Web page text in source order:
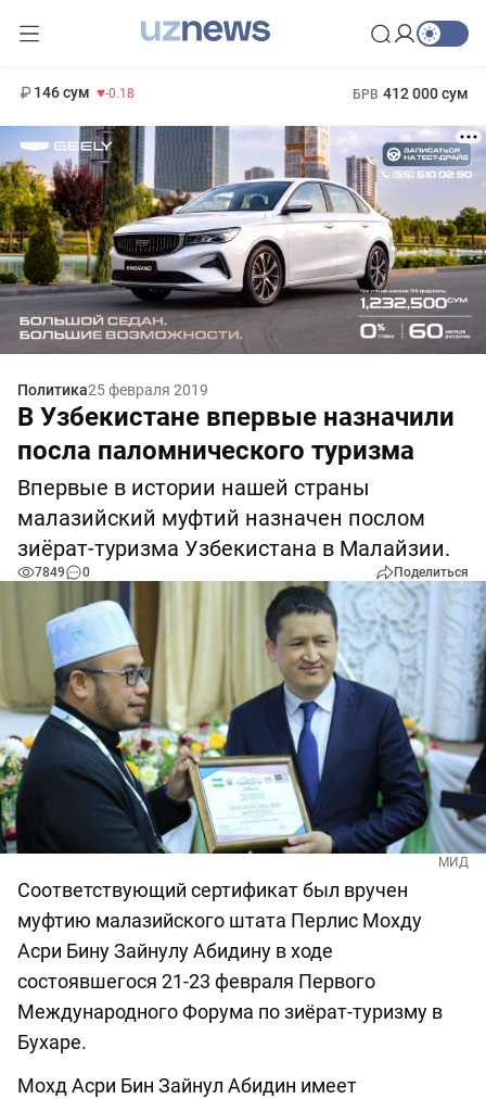
146 сум -0.18 БРВ 412 000 сум
Политика25 февраля 2019
В Узбекистане впервые назначили
посла паломнического туризма
Впервые в истории нашей страны
малазийский муфтий назначен послом
зиёрат-туризма Узбекистана в Малайзии.
7849 0 Поделиться
МИД
Соответствующий сертификат был вручен
муфтию малазийского штата Перлис Мохду
Асри Бину Зайнулу Абидину в ходе
состоявшегося 21-23 февраля Первого
Международного Форума по зиёрат-туризму в
Бухаре.
Мохд Асри Бин Зайнул Абидин имеет